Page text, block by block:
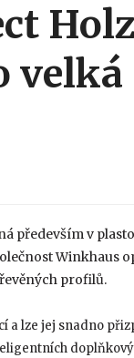
velká
především v
Winkhaus
profilů.
a lze jej snadno